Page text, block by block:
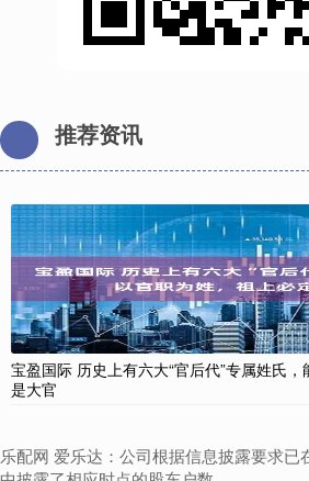
推荐资讯
宝盈国际 历史上有六大“官后代”专属姓氏
是大官
乐配网 爱乐达：公司根据信息披露要求已